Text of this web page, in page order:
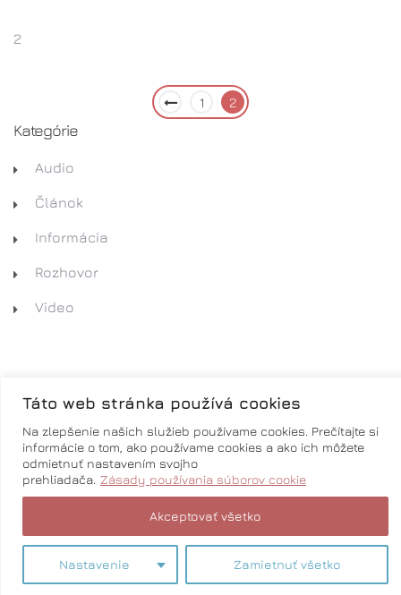
Táto web stránka používá cookies
Na zlepšenie našich služieb používame cookies. Prečítajte si
informácie o tom, ako používame cookies a ako ich môžete
odmietnuť nastavením svojho
prehliadača. Zásady používania súborov cookie
Nastavenie Zamietnuť všetko
Akceptovať všetko
2
1 2
Kategórie
Audio
Článok
Informácia
Rozhovor
Video
Informácie uvedené na stránke
www.duomedical.sk sú výlučne informatívneho
charakteru. Zmeny vyhradené.
Copyright © 2020 - BITTER